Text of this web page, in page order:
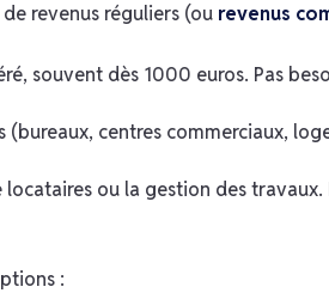
revenus réguliers (ou revenus
souvent dès 1000 euros. Pas
centres commerciaux,
ou la gestion des travaux.
: